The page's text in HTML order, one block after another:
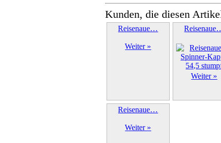
Kunden, die diesen
Reisenaue…
Weiter »
Weiter »
Reisenaue…
Weiter »